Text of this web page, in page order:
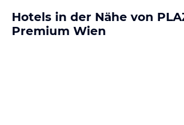
Hotels in der Nähe von
Premium Wien